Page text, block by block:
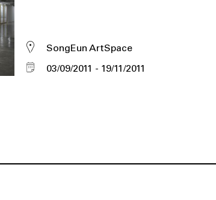
SongEun ArtSpace
03/09/2011
19/11/2011